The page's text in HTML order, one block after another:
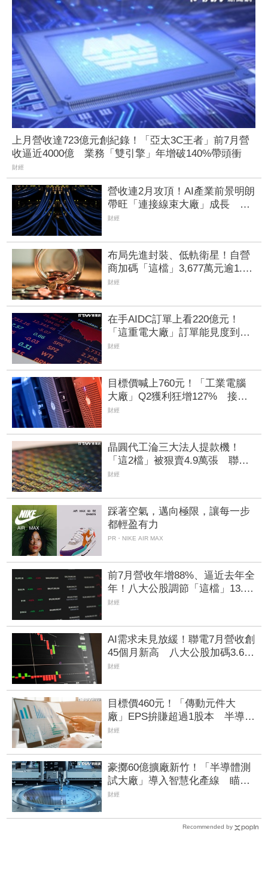
上月營收達723億元創紀錄！「亞太3C王者」前7月營
收逼近4000億 業務「雙引擎」年增破140%帶頭衝
財經
營收連2月攻頂！AI產業前景明朗
帶旺「連接線束大廠」成長 外
資目標價喊上3665元
財經
布局先進封裝、低軌衛星！自營
商加碼「這檔」3,677萬元逾1.4
千張 加速高值化轉型
財經
在手AIDC訂單上看220億元！
「這重電大廠」訂單能見度到
2029年 領士電共喊：產業5年
財經
目標價喊上760元！「工業電腦
大廠」Q2獲利狂增127% 接單
動能強大EPS有望衝23元
財經
晶圓代工淪三大法人提款機！
「這2檔」被狠賣4.9萬張 聯電
中刀失血38.2億元跌4.53%
財經
踩著空氣，邁向極限，讓每一步
都輕盈有力
PR・NIKE AIR MAX
前7月營收年增88%、逼近去年全
年！八大公股調節「這檔」13.69
億元逾7.4千張
財經
AI需求未見放緩！聯電7月營收創
45個月新高 八大公股加碼3.6千
張約4.2億元
財經
目標價460元！「傳動元件大
廠」EPS拚賺超過1股本 半導體
設備需求爆發、漲價有戲
財經
豪擲60億擴廠新竹！「半導體測
試大廠」導入智慧化產線 瞄準
AI資料中心與車用半導體
財經
Recommended by